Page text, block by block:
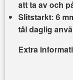
att ta av och
Slitstarkt: 6
tål daglig
Extra